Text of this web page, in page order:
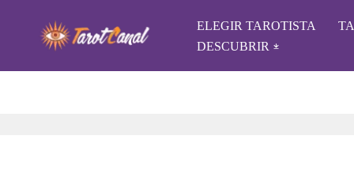
Saltar
ELEGIR TAROTISTA
DESCUBRIR